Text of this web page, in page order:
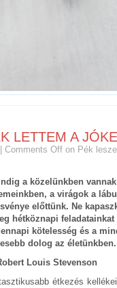
LETTEM A
Comments Off on Pék
a közelünkben
a virágok a
előttünk. Ne
hétköznapi
kötelesség és a
dolog az életünkben.
Louis Stevenson
étkezés